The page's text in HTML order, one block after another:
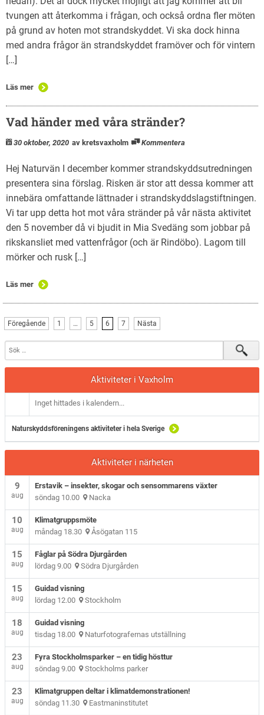
tvungen att återkomma i frågan, och också ordna fler möten
på grund av hoten mot strandskyddet. Vi ska dock hinna
med andra frågor än strandskyddet framöver och för vintern
[…]
Läs mer
Vad händer med våra stränder?
30 oktober, 2020 av kretsvaxholm Kommentera
Hej Naturvän I december kommer strandskyddsutredningen
presentera sina förslag. Risken är stor att dessa kommer att
innebära omfattande lättnader i strandskyddslagstiftningen.
Vi tar upp detta hot mot våra stränder på vår nästa aktivitet
den 5 november då vi bjudit in Mia Svedäng som jobbar på
rikskansliet med vattenfrågor (och är Rindöbo). Lagom till
mörker och rusk […]
Läs mer
Föregående 1 … 5 6 7 Nästa
Aktiviteter i Vaxholm
Inget hittades i kalendern...
Naturskyddsföreningens aktiviteter i hela Sverige
Aktiviteter i närheten
9
aug
Erstavik – insekter, skogar och sensommarens växter
söndag 10.00 Nacka
10
aug
Klimatgruppsmöte
måndag 18.30 Åsögatan 115
15
aug
Fåglar på Södra Djurgården
lördag 9.00 Södra Djurgården
15
aug
Guidad visning
lördag 12.00 Stockholm
18
aug
Guidad visning
tisdag 18.00 Naturfotografernas utställning
23
aug
Fyra Stockholmsparker – en tidig hösttur
söndag 9.00 Stockholms parker
23
aug
Klimatgruppen deltar i klimatdemonstrationen!
söndag 11.30 Eastmaninstitutet